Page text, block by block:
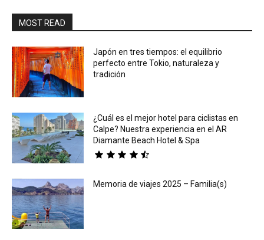
MOST READ
Japón en tres tiempos: el equilibrio
perfecto entre Tokio, naturaleza y
tradición
¿Cuál es el mejor hotel para ciclistas en
Calpe? Nuestra experiencia en el AR
Diamante Beach Hotel & Spa
Memoria de viajes 2025 – Familia(s)